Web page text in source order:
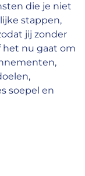
die je niet
stappen,
jij zonder
het nu gaat om
soepel en